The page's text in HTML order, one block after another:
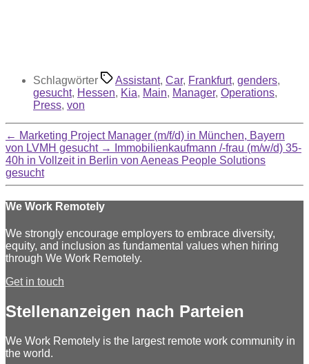
Schlagwörter Assistant, Car, Frankfurt, genders,
gesucht, Hessen, Kia, Main, Manager, Operations,
Press, von
← Marketing Project Manager (m/f/d) in München, Bayern
von LVMH gesucht →
Immobilienkaufmann /-frau (m/w/d) 35-
40h in Vollzeit in Berlin von Aeneas People Solutions
gesucht
We Work Remotely
We strongly encourage employers to embrace diversity,
equity, and inclusion as fundamental values when hiring
through We Work Remotely.
Get in touch
Stellenanzeigen nach Parteien
We Work Remotely is the largest remote work community in
the world.